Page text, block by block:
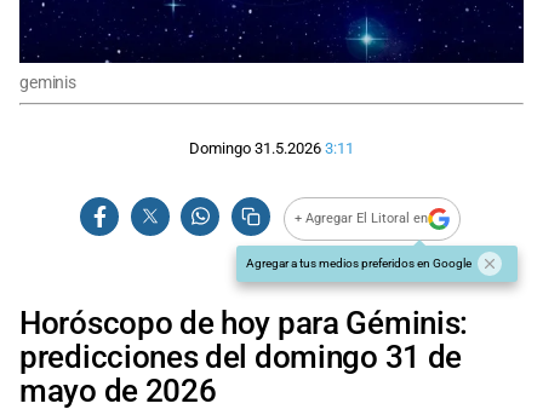
geminis
Domingo 31.5.2026 3:11
+ Agregar El Litoral en
Agregar a tus medios preferidos en Google
Horóscopo de hoy para Géminis:
predicciones del domingo 31 de
mayo de 2026